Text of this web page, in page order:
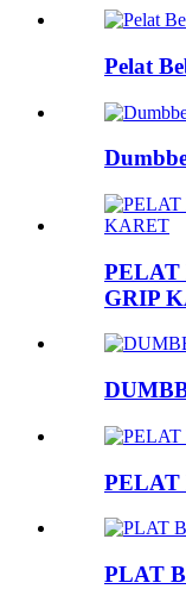
Pelat
PELAT
GRIP
PELAT
PLAT